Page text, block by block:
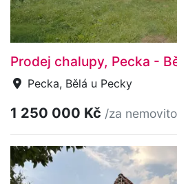
Prodej chalupy, Pecka -
Pecka, Bělá u Pecky
1 250 000 Kč /za